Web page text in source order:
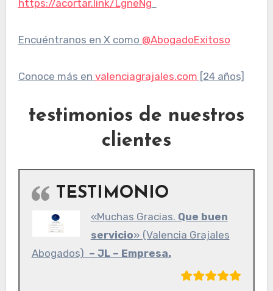
https://acortar.link/LgneNg
Encuéntranos en X como @AbogadoExitoso
Conoce más en valenciagrajales.com [24 años]
testimonios de nuestros
clientes
TESTIMONIO
«Muchas Gracias. Que buen
servicio» (Valencia Grajales
Abogados) – JL – Empresa.